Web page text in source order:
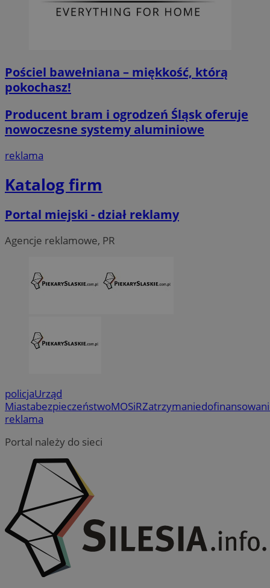
Pościel bawełniana – miękkość, którą
pokochasz!
Producent bram i ogrodzeń Śląsk oferuje
nowoczesne systemy aluminiowe
reklama
Katalog firm
Portal miejski - dział reklamy
Agencje reklamowe, PR
policjaUrząd
MiastabezpieczeństwoMOSiRZatrzymanie
reklama
Portal należy do sieci